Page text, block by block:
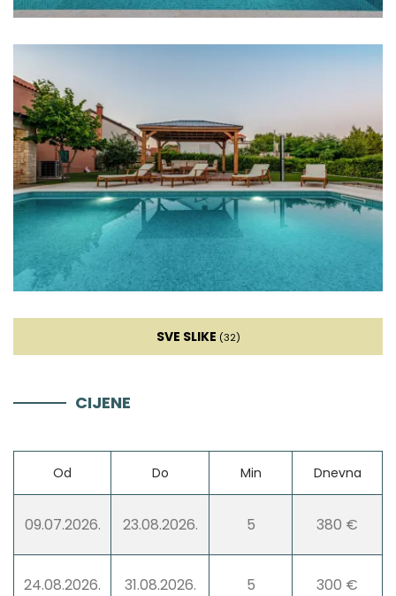
Posuđe
Ploča za kuhinja
Dnevna soba
Kauč
TV
Zabava
SVE SLIKE (32)
CIJENE
Od Do Min Dnevna
09.07.2026. 23.08.2026. 5 380 €
24.08.2026. 31.08.2026. 5 300 €